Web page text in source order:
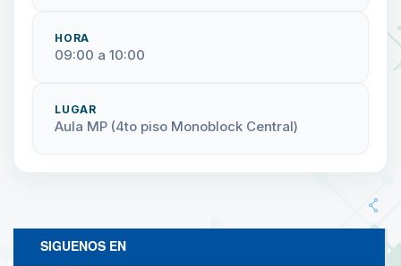
HORA
09:00 a 10:00
LUGAR
Aula MP (4to piso Monoblock Central)
SIGUENOS EN